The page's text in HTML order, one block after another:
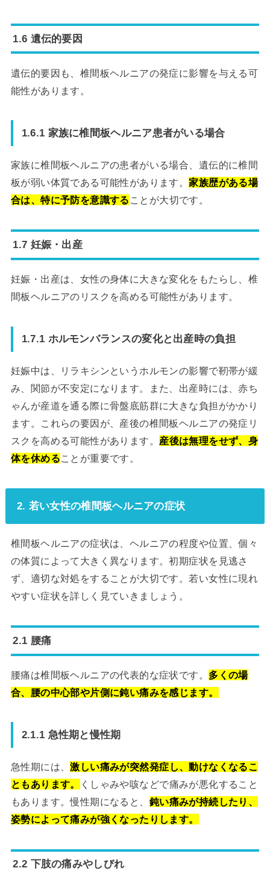
1.6 遺伝的要因
遺伝的要因も、椎間板ヘルニアの発症に影響を与える可
能性があります。
1.6.1 家族に椎間板ヘルニア患者がいる場合
家族に椎間板ヘルニアの患者がいる場合、遺伝的に椎間
板が弱い体質である可能性があります。家族歴がある場
合は、特に予防を意識する ことが大切です。
1.7 妊娠・出産
妊娠・出産は、女性の身体に大きな変化をもたらし、椎
間板ヘルニアのリスクを高める可能性があります。
1.7.1 ホルモンバランスの変化と出産時の負担
妊娠中は、リラキシンというホルモンの影響で靭帯が緩
み、関節が不安定になります。また、出産時には、赤ち
ゃんが産道を通る際に骨盤底筋群に大きな負担がかかり
ます。これらの要因が、産後の椎間板ヘルニアの発症リ
スクを高める可能性があります。 産後は無理をせず、身
体を休めることが重要です。
2. 若い女性の椎間板ヘルニアの症状
椎間板ヘルニアの症状は、ヘルニアの程度や位置、個々
の体質によって大きく異なります。初期症状を見逃さ
ず、適切な対処をすることが大切です。若い女性に現れ
やすい症状を詳しく見ていきましょう。
2.1 腰痛
腰痛は椎間板ヘルニアの代表的な症状です。 多くの場
合、腰の中心部や片側に鈍い痛みを感じます。
2.1.1 急性期と慢性期
急性期には、激しい痛みが突然発症し、動けなくなるこ
ともあります。
くしゃみや咳などで痛みが悪化すること
もあります。慢性期になると、 鈍い痛みが持続したり、
姿勢によって痛みが強くなったりします。
2.2 下肢の痛みやしびれ